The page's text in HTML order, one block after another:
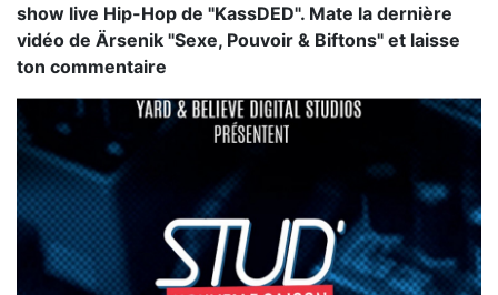
show live Hip-Hop de "KassDED". Mate la dernière
vidéo de Ärsenik "Sexe, Pouvoir & Biftons" et laisse
ton commentaire